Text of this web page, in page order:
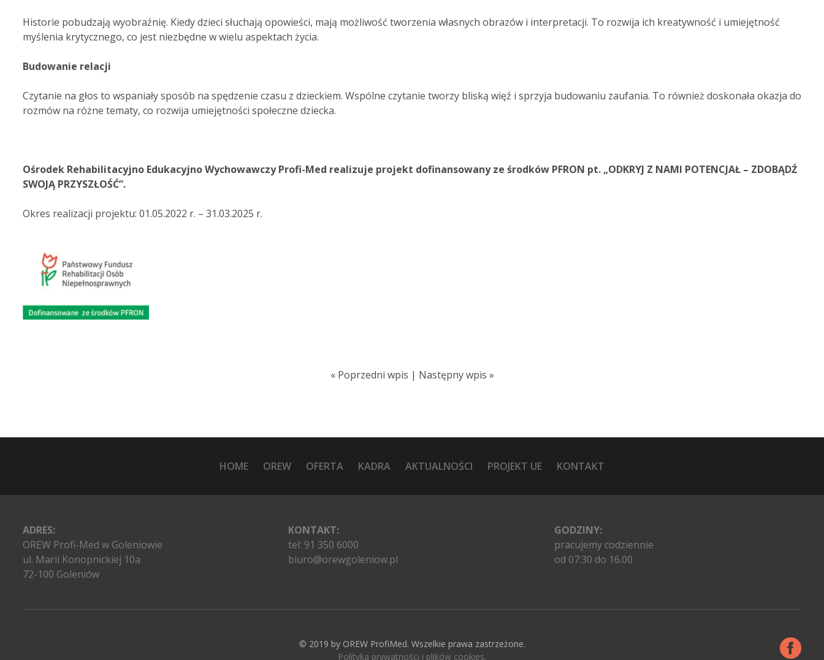
Historie pobudzają wyobraźnię. Kiedy dzieci słuchają opowieści, mają możliwość tworzenia własnych obrazów i interpretacji. To rozwija ich kreatywność i umiejętność
myślenia krytycznego, co jest niezbędne w wielu aspektach życia.
Budowanie relacji
Czytanie na głos to wspaniały sposób na spędzenie czasu z dzieckiem. Wspólne czytanie tworzy bliską więź i sprzyja budowaniu zaufania. To również doskonała okazja do
rozmów na różne tematy, co rozwija umiejętności społeczne dziecka.
Ośrodek Rehabilitacyjno Edukacyjno Wychowawczy Profi-Med realizuje projekt dofinansowany ze środków PFRON pt. „ODKRYJ Z NAMI POTENCJAŁ – ZDOBĄDŹ
SWOJĄ PRZYSZŁOŚĆ”.
Okres realizacji projektu: 01.05.2022 r. – 31.03.2025 r.
« Poprzedni wpis | Następny wpis »
HOME OREW OFERTA KADRA AKTUALNOŚCI PROJEKT UE KONTAKT
ADRES:
OREW Profi-Med w Goleniowie
ul. Marii Konopnickiej 10a
72-100 Goleniów
KONTAKT:
tel: 91 350 6000
biuro@orewgoleniow.pl
GODZINY:
pracujemy codziennie
od 07:30 do 16.00
© 2019 by OREW ProfiMed. Wszelkie prawa zastrzeżone.
Polityka prywatności i plików cookies.